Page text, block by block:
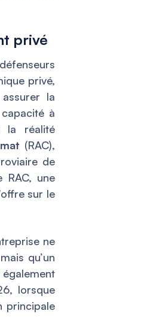
privé
privé,
la
à
la réalité
(RAC),
de
RAC, une
sur le
ne
qu’un
lorsque
principale